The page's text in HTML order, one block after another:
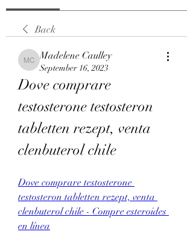
Back
Madelene Caulley
Madelene Caulley
September 16, 2023
Dove comprare
testosterone testosteron
tabletten rezept, venta
clenbuterol chile
Dove comprare testosterone
testosteron tabletten rezept, venta
clenbuterol chile - Compre esteroides
en línea